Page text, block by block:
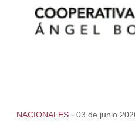
NACIONALES - 03 de junio